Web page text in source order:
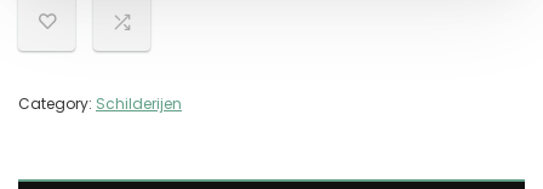
Category: Schilderijen